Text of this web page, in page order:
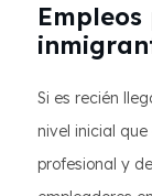
Si es recién
nivel inicial
profesional y